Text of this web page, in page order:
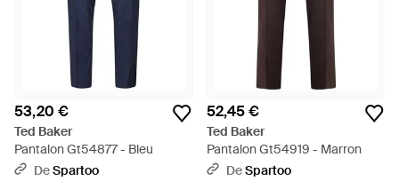
53,20 €
Ted Baker
Pantalon Gt54877 - Bleu
DeSpartoo
52,45 €
Ted Baker
Pantalon Gt54919 - Marron
DeSpartoo